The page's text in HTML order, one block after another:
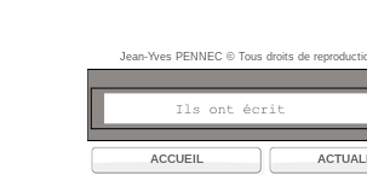
Jean-Yves PENNEC © Tous droits de
ACCUEIL